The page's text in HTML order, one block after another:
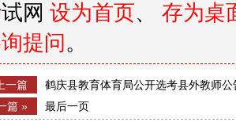
网 设为首页、 存为桌
提问 。
一篇
鹤庆县教育体育局公开选考县外教师
篇 »
最后一页